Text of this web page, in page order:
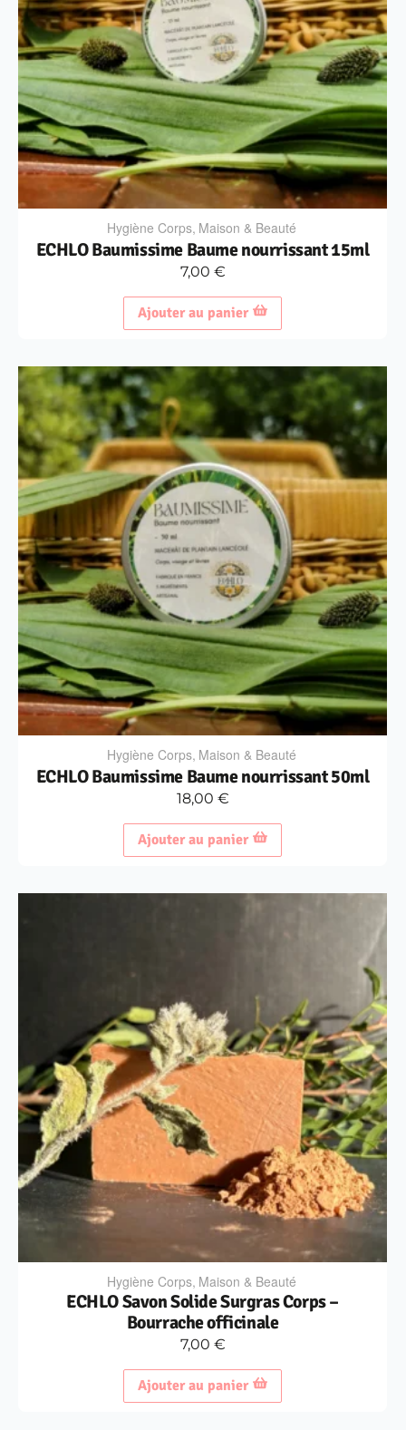
Hygiène Corps, Maison & Beauté
ECHLO Baumissime Baume nourrissant 15ml
7,00 €
Ajouter au panier
Hygiène Corps, Maison & Beauté
ECHLO Baumissime Baume nourrissant 50ml
18,00 €
Ajouter au panier
Hygiène Corps, Maison & Beauté
ECHLO Savon Solide Surgras Corps –
Bourrache officinale
7,00 €
Ajouter au panier